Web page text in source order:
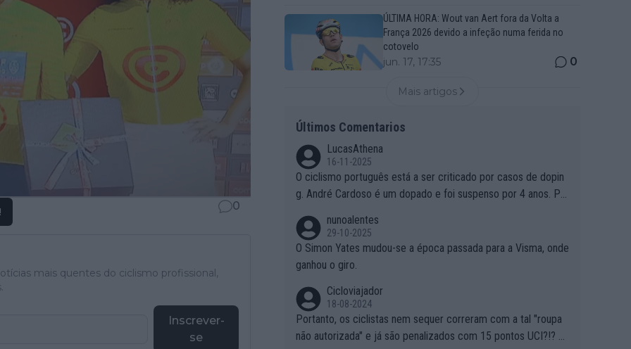
0
mais quentes do ciclismo profissional,
Inscrever-
se
ÚLTIMA HORA: Wout van Aert fora da Volta a
França 2026 devido a infeção numa ferida no
cotovelo
jun. 17, 17:35 0
Mais artigos
Últimos Comentarios
LucasAthena
16-11-2025
O ciclismo português está a ser criticado por casos de dopin
g. André Cardoso é um dopado e foi suspenso por 4 anos. Po
pado?
nunoalentes
29-10-2025
O Simon Yates mudou-se a época passada para a Visma, onde
ganhou o giro.
Cicloviajador
18-08-2024
Portanto, os ciclistas nem sequer correram com a tal "roupa
não autorizada" e já são penalizados com 15 pontos UCI?!? S